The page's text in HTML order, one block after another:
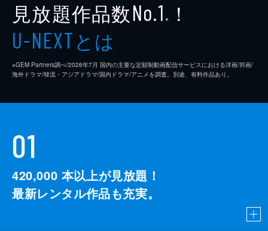
見放題作品数No.1 ※ ！
U-NEXTとは
※GEM Partners調べ/2026年7⽉ 国内の主要な定額制動画配信サービスにおける洋画/邦画/
海外ドラマ/韓流・アジアドラマ/国内ドラマ/アニメを調査。別途、有料作品あり。
01
420,000 本以上が見放題！
最新レンタル作品も充実。